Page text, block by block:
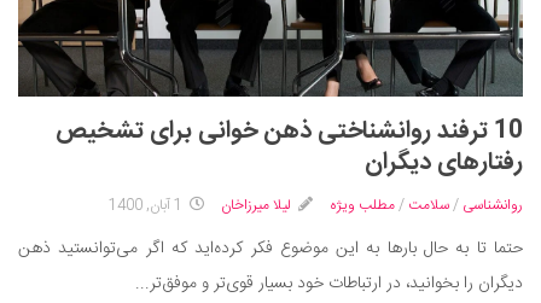
رستوران گردی
آشپزی
سفر و گردشگری
ایران گردی
جهان گردی
موفقیت و مهارت‌های فردی
10 ترفند روانشناختی ذهن خوانی برای تشخیص
رفتارهای دیگران
روانشناسی /سلامت /مطلب ویژه لیلا میرزاخان 1 آبان, 1400
حتما تا به حال بارها به این موضوع فکر کرده‌اید که اگر می‌توانستید ذهن
دیگران را بخوانید، در ارتباطات خود بسیار قوی‌تر و موفق‌تر...